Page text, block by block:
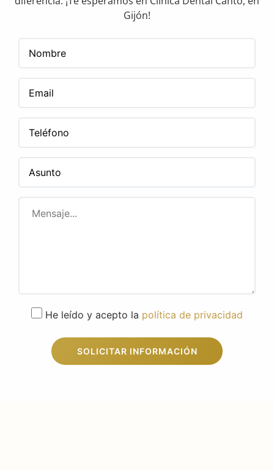
Gijón!
He leído y acepto la política de privacidad